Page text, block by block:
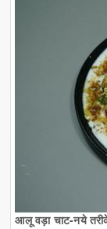
आलू वड़ा चाट-नये